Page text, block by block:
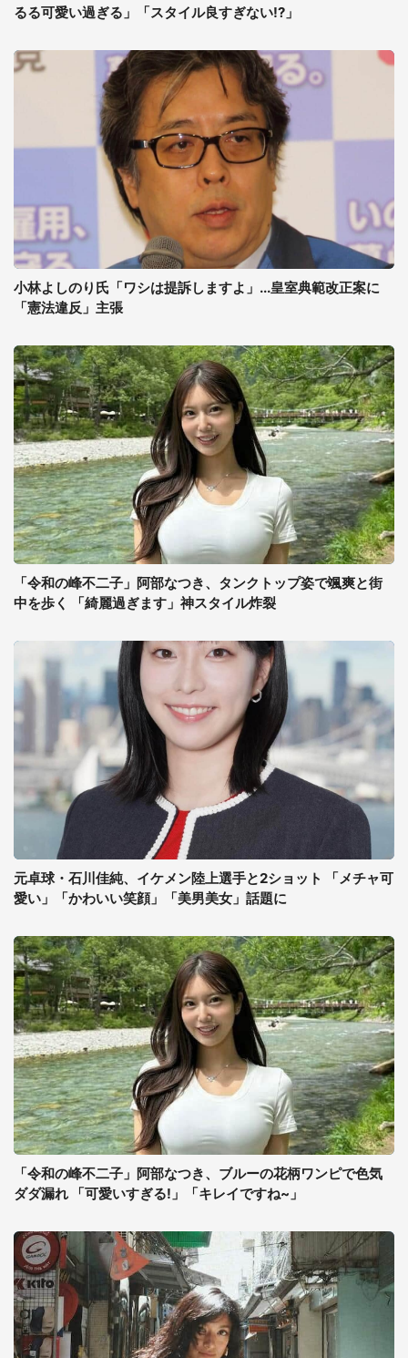
るる可愛い過ぎる」「スタイル良すぎない!?」
小林よしのり氏「ワシは提訴しますよ」...皇室典範改正案に
「憲法違反」主張
「令和の峰不二子」阿部なつき、タンクトップ姿で颯爽と街
中を歩く 「綺麗過ぎます」神スタイル炸裂
元卓球・石川佳純、イケメン陸上選手と2ショット 「メチャ可
愛い」「かわいい笑顔」「美男美女」話題に
「令和の峰不二子」阿部なつき、ブルーの花柄ワンピで色気
ダダ漏れ 「可愛いすぎる!」「キレイですね~」